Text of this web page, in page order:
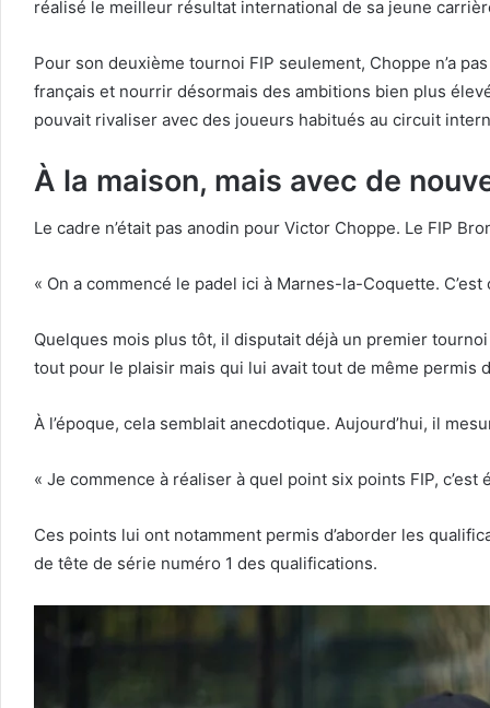
réalisé le meilleur résultat international de sa jeune
Pour son deuxième tournoi FIP seulement, Choppe n’a
français et nourrir désormais des ambitions bien plus
pouvait rivaliser avec des joueurs habitués au circuit
À la maison, mais avec de
Le cadre n’était pas anodin pour Victor Choppe. Le FIP
« On a commencé le padel ici à Marnes-la-Coquette.
Quelques mois plus tôt, il disputait déjà un premier
tout pour le plaisir mais qui lui avait tout de même permis
À l’époque, cela semblait anecdotique. Aujourd’hui, il
« Je commence à réaliser à quel point six points FIP, c’est
Ces points lui ont notamment permis d’aborder les
de tête de série numéro 1 des qualifications.